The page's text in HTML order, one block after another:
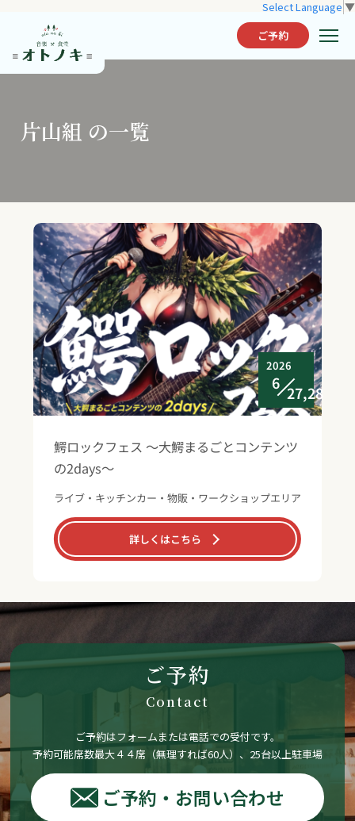
Select Language ▼
ご予約
片山組 の一覧
2026
6
27,28
鰐ロックフェス ～大鰐まるごとコンテンツ
の2days～
ライブ・キッチンカー・物販・ワークショップエリア
詳しくはこちら
ご予約
Contact
ご予約はフォームまたは電話での受付です。
予約可能席数最大４４席（無理すれば60人）、25台以上駐車場
ご予約・お問い合わせ